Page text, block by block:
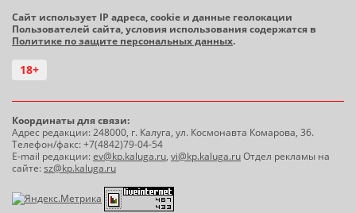
Сайт использует IP адреса, cookie и данные геолокации
Пользователей сайта, условия использования содержатся в
Политике по защите персональных данных.
18+
Координаты для связи:
Адрес редакции: 248000, г. Калуга, ул. Космонавта Комарова, 36.
Телефон/факс: +7(4842)79-04-54
E-mail редакции:ev@kp.kaluga.ru, vi@kp.kaluga.ruОтдел рекламы на
сайте:sz@kp.kaluga.ru